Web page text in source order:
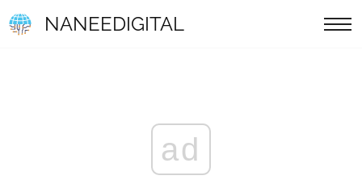
NANEEDIGITAL
ad